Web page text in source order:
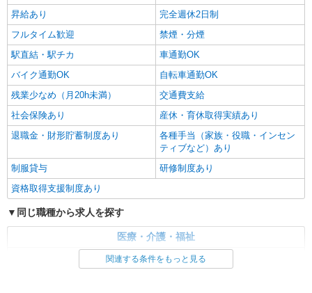
詳細を見る
昇給あり
完全週休2日制
フルタイム歓迎
禁煙・分煙
駅直結・駅チカ
車通勤OK
バイク通勤OK
自転車通勤OK
残業少なめ（月20h未満）
交通費支給
社会保険あり
産休・育休取得実績あり
退職金・財形貯蓄制度あり
各種手当（家族・役職・インセン
ティブなど）あり
制服貸与
研修制度あり
資格取得支援制度あり
同じ職種から求人を探す
医療・介護・福祉
関連する条件をもっと見る